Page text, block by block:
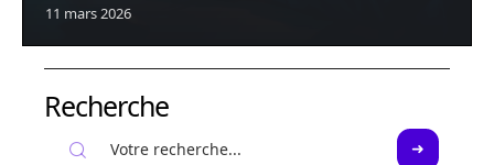
11 mars 2026
Recherche